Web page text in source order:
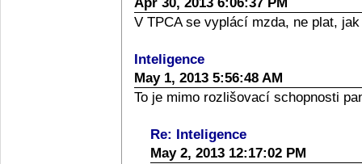
V TPCA se vyplácí mzda, ne plat,
Inteligence
May 1, 2013 5:56:48 AM
To je mimo rozlišovací schopnosti
Re: Inteligence
May 2, 2013 12:17:02 PM